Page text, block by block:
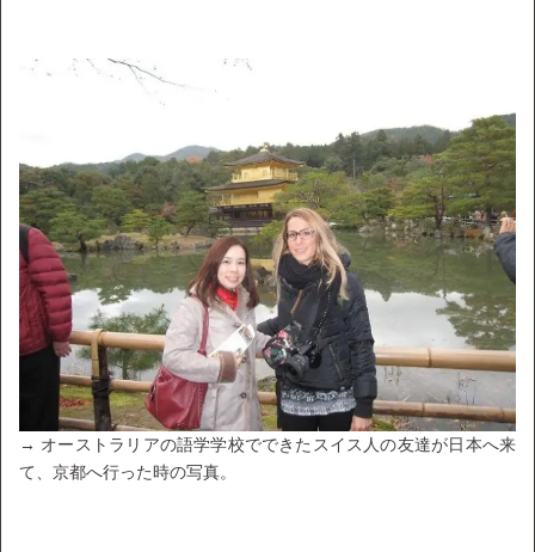
→ オーストラリアの語学学校でできたスイス人の友達が日本へ来
て、京都へ行った時の写真。